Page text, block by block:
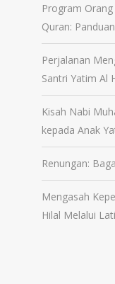
Program
Quran:
Perjalanan
Santri Yatim Al
Kisah Nabi
kepada Anak
Renungan:
Mengasah
Hilal Melalui